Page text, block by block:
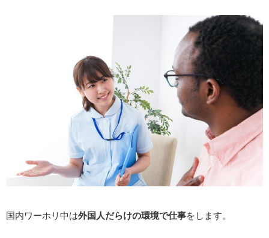
国内ワーホリ中は外国人だらけの環境で仕事をします。